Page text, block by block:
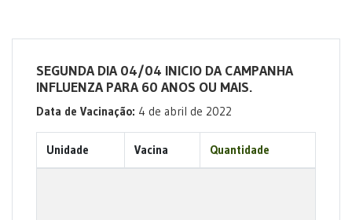
SEGUNDA DIA 04/04 INICIO DA CAMPANHA
INFLUENZA PARA 60 ANOS OU MAIS.
Data de Vacinação: 4 de abril de 2022
Unidade Vacina Quantidade